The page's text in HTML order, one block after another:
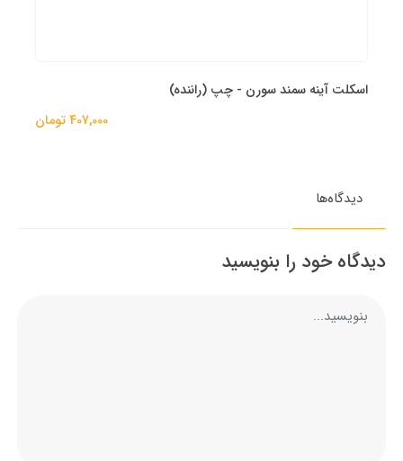
اسکلت آینه سمند سورن - چپ (راننده)
407,000 تومان
دیدگاه‌ها
دیدگاه خود را بنویسید